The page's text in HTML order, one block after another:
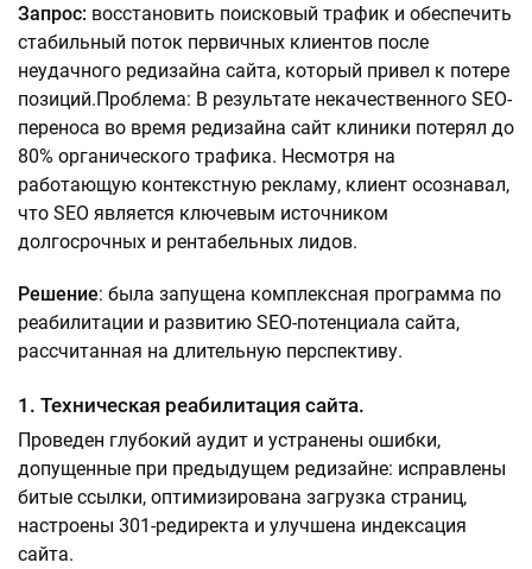
Запрос: восстановить поисковый трафик и обеспечить
стабильный поток первичных клиентов после
неудачного редизайна сайта, который привел к потере
позиций.Проблема: В результате некачественного SEO-
переноса во время редизайна сайт клиники потерял до
80% органического трафика. Несмотря на
работающую контекстную рекламу, клиент осознавал,
что SEO является ключевым источником
долгосрочных и рентабельных лидов.
Решение: была запущена комплексная программа по
реабилитации и развитию SEO-потенциала сайта,
рассчитанная на длительную перспективу.
1. Техническая реабилитация сайта.
Проведен глубокий аудит и устранены ошибки,
допущенные при предыдущем редизайне: исправлены
битые ссылки, оптимизирована загрузка страниц,
настроены 301-редиректа и улучшена индексация
сайта.